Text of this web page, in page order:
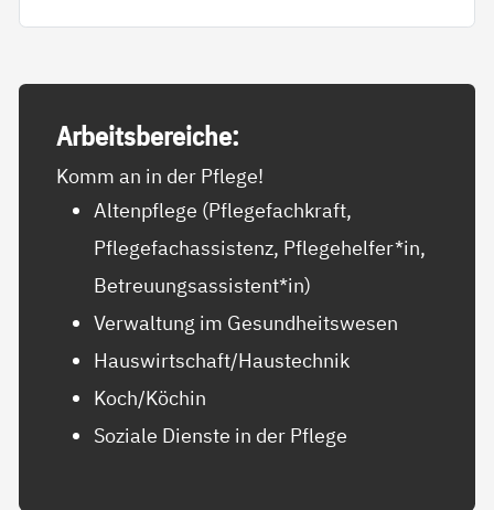
Ar­beits­be­rei­che:
Komm an in der Pflege!
Altenpflege (Pflegefachkraft,
Pflegefachassistenz, Pflegehelfer*in,
Betreuungsassistent*in)
Verwaltung im Gesundheitswesen
Hauswirtschaft/Haustechnik
Koch/Köchin
Soziale Dienste in der Pflege